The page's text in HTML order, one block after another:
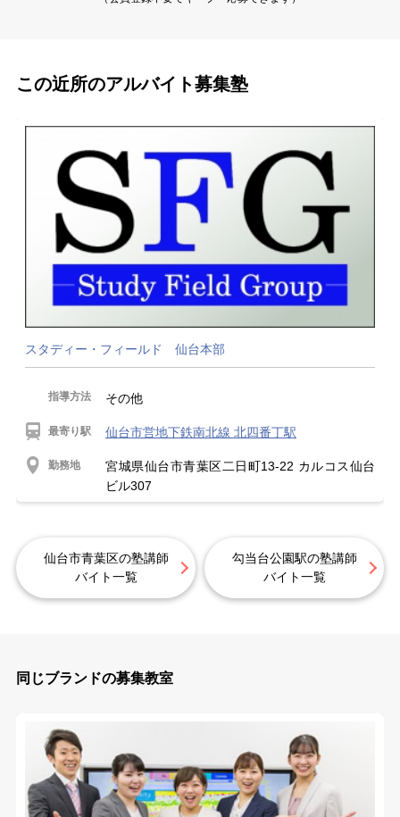
この近所のアルバイト募集塾
スタディー・フィールド 仙台本部
指導方法 その他
最寄り駅 仙台市営地下鉄南北線 北四番丁駅
勤務地
宮城県仙台市青葉区二日町13-22 カルコス仙台
ビル307
仙台市青葉区の塾講師
バイト一覧
勾当台公園駅の塾講師
バイト一覧
同じブランドの募集教室